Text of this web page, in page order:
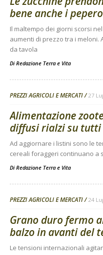
bene anche i
Il maltempo dei giorni scorsi
aumenti di prezzo tra i meloni.
da tavola
Di Redazione Terra e Vita
PREZZI AGRICOLI E MERCATI 27
Alimentazione
diffusi rialzi su
Ad aggiornare i listini sono le
cereali foraggeri continuano a
Di Redazione Terra e Vita
PREZZI AGRICOLI E MERCATI 24
Grano duro fermo
balzo in avanti del
Le tensioni internazionali